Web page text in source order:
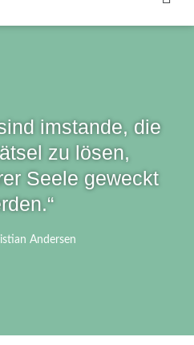
imstande, die
zu lösen,
Seele geweckt
Andersen